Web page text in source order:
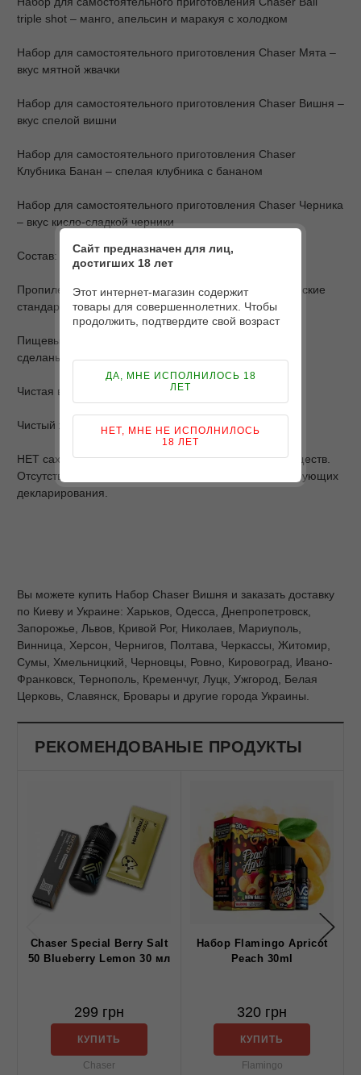
triple shot – манго, апельсин и маракуя с холодком
Набор для самостоятельного приготовления Chaser Мята –
вкус мятной жвачки
Набор для самостоятельного приготовления Chaser Вишня –
вкус спелой вишни
Набор для самостоятельного приготовления Chaser
Клубника Банан – спелая клубника с бананом
Набор для самостоятельного приготовления Chaser Черника
– вкус кисло-сладкой черники
Состав:
Пропиленгликоль и растительный глицерин (Европейские
стандарты)
Пищевые продукты и искусственные ароматизаторы
сделаны в Евросоюзе.
Чистая вода
Чистый жидкий никотин, класс USP.
НЕТ сахара, масла, диацетила, каучука или ГМО-веществ.
Отсутствие ароматических веществ-аллергенов, требующих
декларирования.
Вы можете купить Набор Chaser Вишня и заказать доставку
по Киеву и Украине: Харьков, Одесса, Днепропетровск,
Запорожье, Львов, Кривой Рог, Николаев, Мариуполь,
Винница, Херсон, Чернигов, Полтава, Черкассы, Житомир,
Сумы, Хмельницкий, Черновцы, Ровно, Кировоград, Ивано-
Франковск, Тернополь, Кременчуг, Луцк, Ужгород, Белая
Церковь, Славянск, Бровары и другие города Украины.
РЕКОМЕНДОВАНЫЕ ПРОДУКТЫ
Chaser Special Berry Salt
50 Blueberry Lemon 30 мл
299 грн
КУПИТЬ
Chaser
Набор Flamingo Apricot
Peach 30ml
320 грн
КУПИТЬ
Flamingo
Сайт предназначен для лиц,
достигших 18 лет
Этот интернет-магазин содержит
товары для совершеннолетних. Чтобы
продолжить, подтвердите свой возраст
ДА, МНЕ ИСПОЛНИЛОСЬ 18
ЛЕТ
НЕТ, МНЕ НЕ ИСПОЛНИЛОСЬ
18 ЛЕТ